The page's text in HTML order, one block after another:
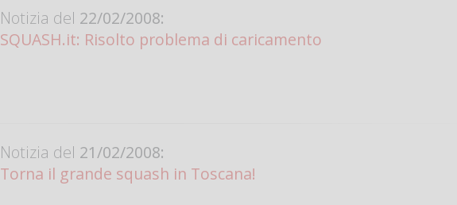
Notizia del 22/02/2008:
SQUASH.it: Risolto problema di caricamento
Notizia del 21/02/2008:
Torna il grande squash in Toscana!